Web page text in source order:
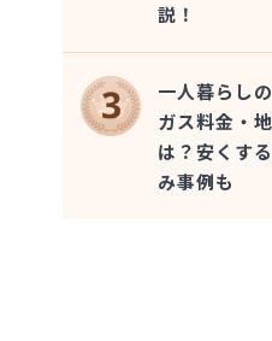
説！
一人暮らし
ガス料金・
は？安くす
み事例も